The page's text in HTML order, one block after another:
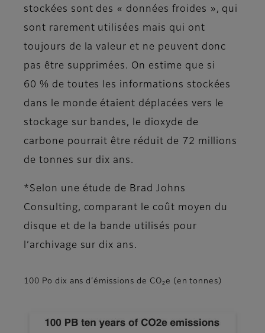
stockées sont des « données froides », qui
sont rarement utilisées mais qui ont
toujours de la valeur et ne peuvent donc
pas être supprimées. On estime que si
60 % de toutes les informations stockées
dans le monde étaient déplacées vers le
stockage sur bandes, le dioxyde de
carbone pourrait être réduit de 72 millions
de tonnes sur dix ans.
*Selon une étude de Brad Johns
Consulting, comparant le coût moyen du
disque et de la bande utilisés pour
l’archivage sur dix ans.
100 Po dix ans d’émissions de CO₂e (en tonnes)